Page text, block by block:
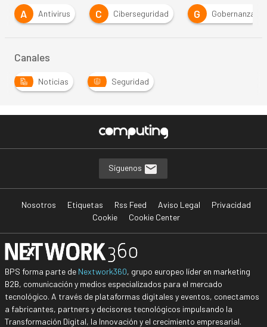
C
Ciberseguridad G Gobernanza
Canales
Noticias Seguridad
Síguenos
Nosotros Etiquetas Rss Feed Aviso Legal
Privacidad
Cookie
Cookie Center
BPS forma parte de Nextwork360, grupo europeo líder en marketing
B2B, comunicación y medios especializados para el mercado
tecnológico. A través de plataformas digitales y eventos, conectamos
a fabricantes, partners y decisores tecnológicos impulsando la
Transformación Digital, la Innovación y el crecimiento empresarial.